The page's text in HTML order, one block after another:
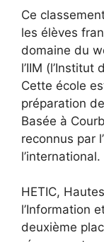
Ce
les élèves
domaine du
l’IIM
Cette école
préparation
Basée à
reconnus par
l’international.
HETIC,
l’Information
deuxième